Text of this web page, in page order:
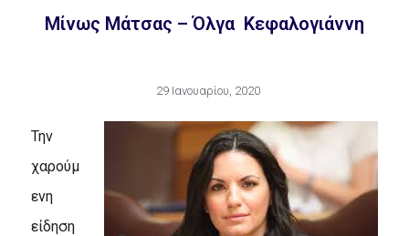
Μίνως Μάτσας – Όλγα Κεφαλογιάννη
29 Ιανουαρίου, 2020
Την
χαρούμ
ενη
είδηση